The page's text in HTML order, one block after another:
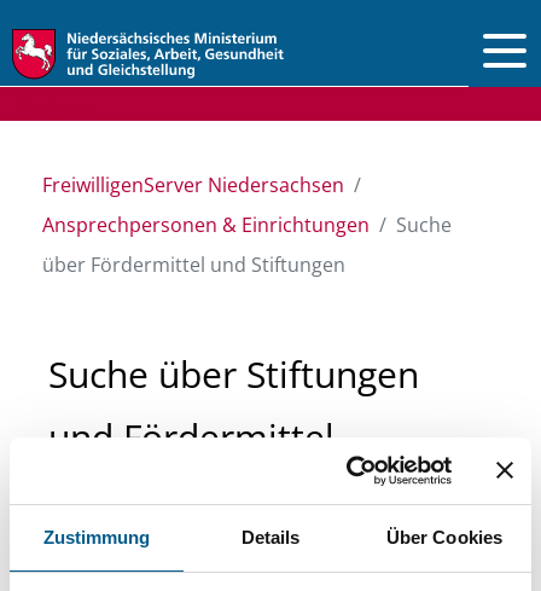
Zustimmung Details Über Cookies
FreiwilligenServer Niedersachsen
Ansprechpersonen & Einrichtungen
Suche
über Fördermittel und Stiftungen
Suche über Stiftungen
und Fördermittel
Sie suchen finanzielle Unterstützung für ein
Projekt oder ein Vorhaben? Hier können Sie